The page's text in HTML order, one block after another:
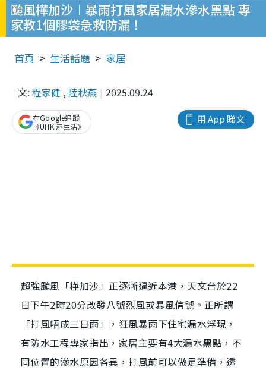
颱風樺加沙︱暴雨打風家居漏水滲水黑點 專
家教1個膠袋急救防漏！
首頁 生活話題 家居
文: 程家健 , 陸秋燕 2025.09.24
用 App 睇文
在Google追蹤
《UHK 港生活》
超強颱風「樺加沙」正逐漸逼近本港，天文台於22
日下午2時20分改發八號烈風或暴風信號。正所謂
「打風唔成三日雨」，狂風暴雨下住宅漏水浮現，
有防水工程專家指出，家居主要有4大漏水黑點，不
同位置的滲水原因各異，打風前可以做足準備，透